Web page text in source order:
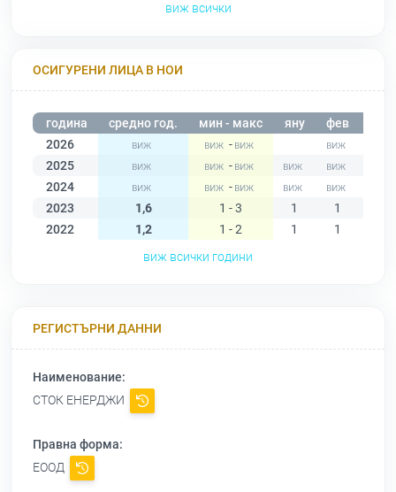
виж всички
ОСИГУРЕНИ ЛИЦА В НОИ
година средно год. мин - макс яну фев
2026
-
2025
-
2024
-
2023
1,6 1 - 3 1 1
2022
1,2 1 - 2 1 1
виж всички години
РЕГИСТЪРНИ ДАННИ
Наименование:
СТОК ЕНЕРДЖИ
Правна форма:
ЕООД